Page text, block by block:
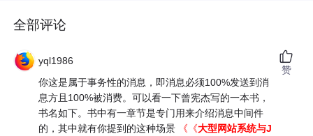
全部评论
yql1986
你这是属于事务性的消息，即消息必须100%发送到消
息方且100%被消费。可以看一下曾宪杰写的一本书，
书名如下。书中有一章节是专门用来介绍消息中间件
的，其中就有你提到的这种场景
《《大型网站系统与J
赞